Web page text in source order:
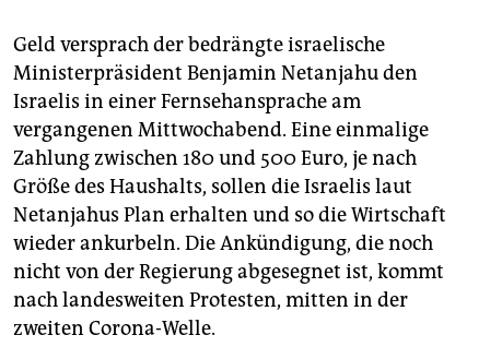
genossenschaft
epaper login
Geld versprach der bedrängte israelische
Ministerpräsident Benjamin Netanjahu den
Israelis in einer Fernsehansprache am
vergangenen Mittwochabend. Eine einmalige
Zahlung zwischen 180 und 500 Euro, je nach
Größe des Haushalts, sollen die Israelis laut
Netanjahus Plan erhalten und so die Wirtschaft
wieder ankurbeln. Die Ankündigung, die noch
nicht von der Regierung abgesegnet ist, kommt
nach landesweiten Protesten, mitten in der
zweiten Corona-Welle.